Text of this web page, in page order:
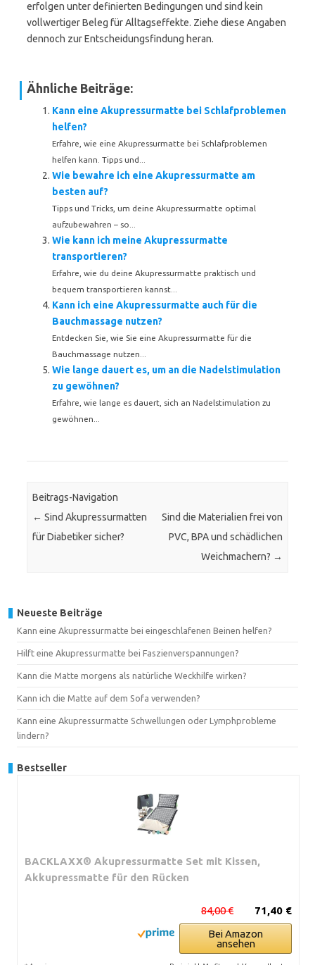
erfolgen unter definierten Bedingungen und sind kein
vollwertiger Beleg für Alltagseffekte. Ziehe diese Angaben
dennoch zur Entscheidungsfindung heran.
Ähnliche Beiträge:
Kann eine Akupressurmatte bei Schlafproblemen
helfen?
Erfahre, wie eine Akupressurmatte bei Schlafproblemen
helfen kann. Tipps und...
Wie bewahre ich eine Akupressurmatte am
besten auf?
Tipps und Tricks, um deine Akupressurmatte optimal
aufzubewahren – so...
Wie kann ich meine Akupressurmatte
transportieren?
Erfahre, wie du deine Akupressurmatte praktisch und
bequem transportieren kannst...
Kann ich eine Akupressurmatte auch für die
Bauchmassage nutzen?
Entdecken Sie, wie Sie eine Akupressurmatte für die
Bauchmassage nutzen...
Wie lange dauert es, um an die Nadelstimulation
zu gewöhnen?
Erfahre, wie lange es dauert, sich an Nadelstimulation zu
gewöhnen...
Beitrags-Navigation
← Sind Akupressurmatten
für Diabetiker sicher?
Sind die Materialien frei von
PVC, BPA und schädlichen
Weichmachern? →
Neueste Beiträge
Kann eine Akupressurmatte bei eingeschlafenen Beinen helfen?
Hilft eine Akupressurmatte bei Faszienverspannungen?
Kann die Matte morgens als natürliche Weckhilfe wirken?
Kann ich die Matte auf dem Sofa verwenden?
Kann eine Akupressurmatte Schwellungen oder Lymphprobleme
lindern?
Bestseller
BACKLAXX® Akupressurmatte Set mit Kissen,
Akkupressmatte für den Rücken
71,40 €
84,00 €
Bei Amazon
ansehen